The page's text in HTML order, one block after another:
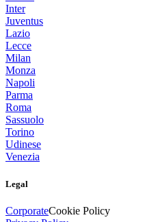
Inter
Juventus
Lazio
Lecce
Milan
Monza
Napoli
Parma
Roma
Sassuolo
Torino
Udinese
Venezia
Legal
CorporateCookie Policy